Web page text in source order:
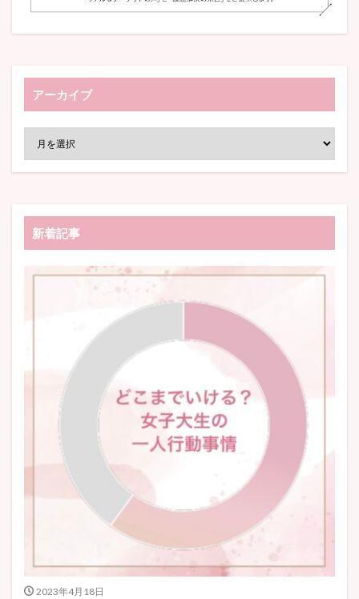
アーカイブ
新着記事
2023年4月18日